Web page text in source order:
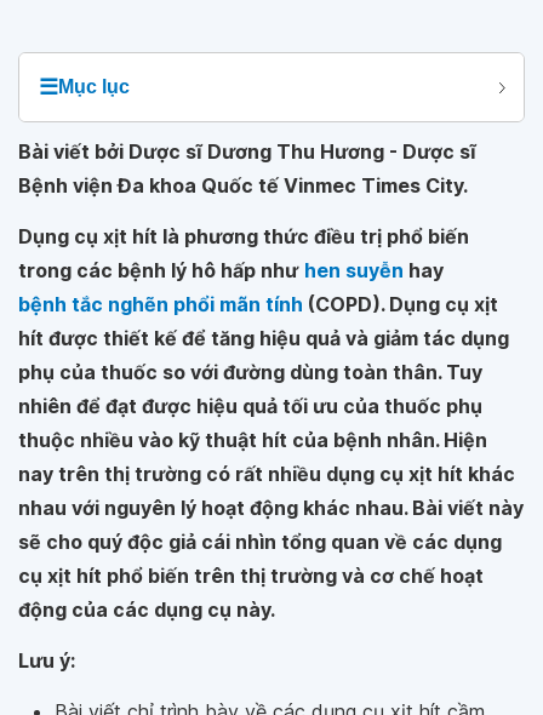
☰Mục lục
Bài viết bởi Dược sĩ Dương Thu Hương - Dược sĩ
Bệnh viện Đa khoa Quốc tế Vinmec Times City.
Dụng cụ xịt hít là phương thức điều trị phổ biến
trong các bệnh lý hô hấp như hen suyễn hay
bệnh tắc nghẽn phổi mãn tính (COPD). Dụng cụ xịt
hít được thiết kế để tăng hiệu quả và giảm tác dụng
phụ của thuốc so với đường dùng toàn thân. Tuy
nhiên để đạt được hiệu quả tối ưu của thuốc phụ
thuộc nhiều vào kỹ thuật hít của bệnh nhân. Hiện
nay trên thị trường có rất nhiều dụng cụ xịt hít khác
nhau với nguyên lý hoạt động khác nhau. Bài viết này
sẽ cho quý độc giả cái nhìn tổng quan về các dụng
cụ xịt hít phổ biến trên thị trường và cơ chế hoạt
động của các dụng cụ này.
Lưu ý: